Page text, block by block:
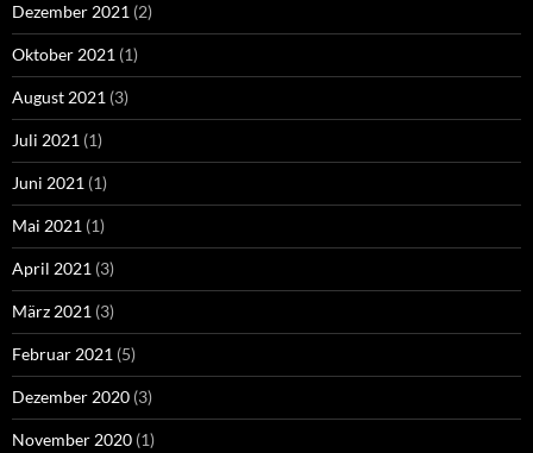
Dezember 2021 (2)
Oktober 2021 (1)
August 2021 (3)
Juli 2021 (1)
Juni 2021 (1)
Mai 2021 (1)
April 2021 (3)
März 2021 (3)
Februar 2021 (5)
Dezember 2020 (3)
November 2020 (1)